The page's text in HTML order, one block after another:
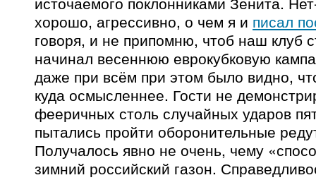
хорошо, агрессивно, о чем я и писал
говоря, и не припомню, чтоб наш клуб
начинал весеннюю еврокубковую
даже при всём при этом было видно,
куда осмысленнее. Гости не
фееричных столь случайных ударов
пытались пройти оборонительные
Получалось явно не очень, чему
зимний российский газон.